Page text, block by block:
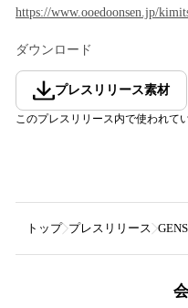
https://www.ooedoonsen.jp/
ダウンロード
プレスリリース素材
このプレスリリース内で使われて
トップ プレスリリース